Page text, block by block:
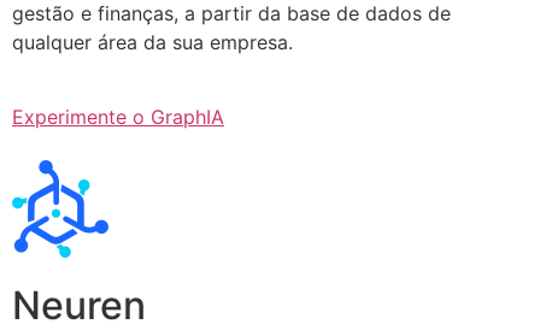
gestão e finanças, a partir da base de dados de
qualquer área da sua empresa.
Experimente o GraphIA
Neuren